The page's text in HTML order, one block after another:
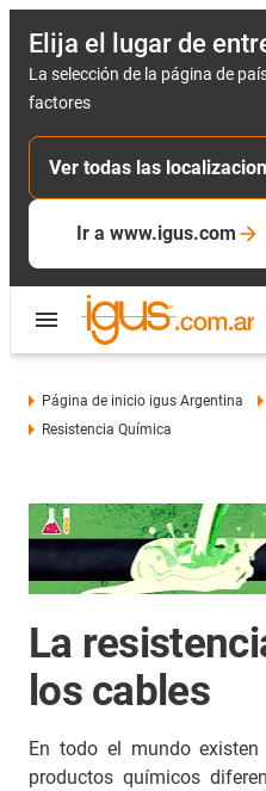
Elija el lugar de
La selección de la página de
factores
Ver todas las
Ir a www.igus.com
Página de inicio igus Argentina
Resistencia Química
La
los cables
En todo el mundo
productos químicos